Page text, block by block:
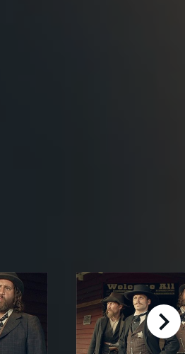
right